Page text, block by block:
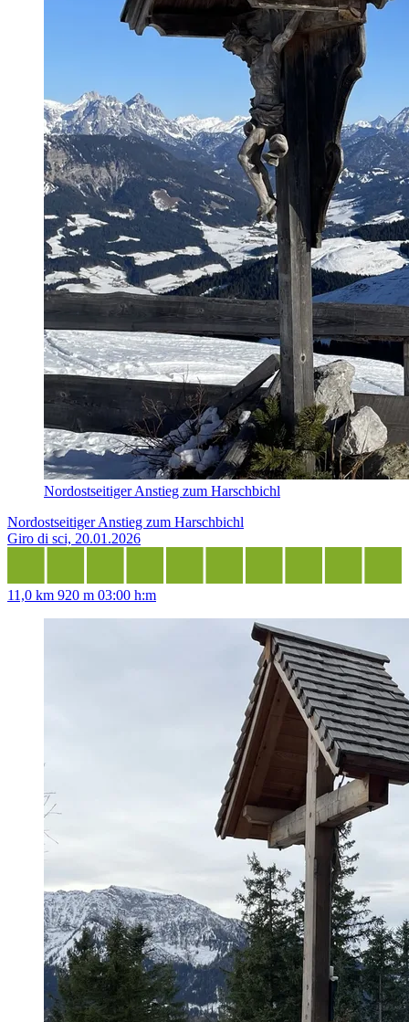
Nordostseitiger Anstieg zum Harschbichl
Nordostseitiger Anstieg zum Harschbichl
Giro di sci, 20.01.2026
11,0 km 920 m 03:00 h:m